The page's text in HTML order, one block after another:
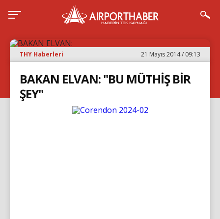
THY Haberleri 21 Mayıs 2014 / 09:13
BAKAN ELVAN: "BU MÜTHİŞ BİR
ŞEY"